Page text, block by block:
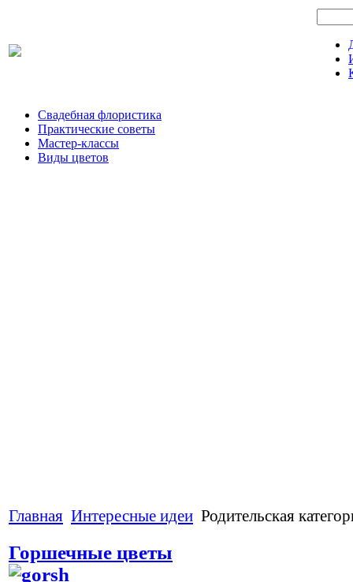
Свадебная флористика
Практические советы
Мастер-классы
Виды цветов
Главная Интересные идеи Родительская
Горшечные цветы